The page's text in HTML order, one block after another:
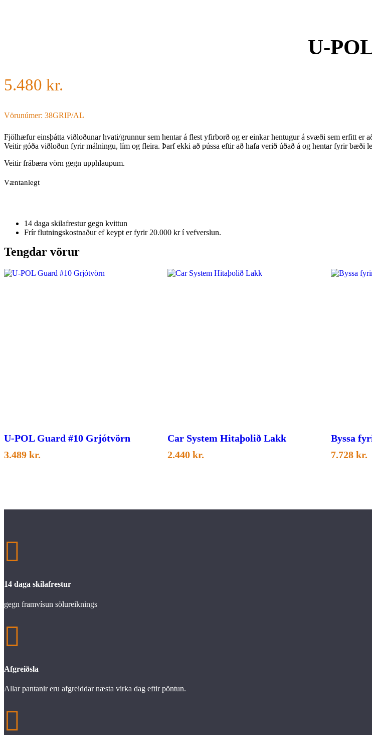
U-
5.480 kr.
Vörunúmer: 38GRIP/AL
Fjölhæfur einsþátta viðloðunar hvati/grunnur sem hentar á flest yfirborð og er einkar hentugur á svæði sem erfitt er
Veitir góða viðloðun fyrir málningu, lím og fleira. Þarf ekki að pússa eftir að hafa verið úðað á og hentar fyrir bæði
Veitir frábæra vörn gegn upphlaupum.
Væntanlegt
14 daga skilafrestur gegn kvittun
Frír flutningskostnaður ef keypt er fyrir 20.000 kr í vefverslun.
Tengdar vörur
U-POL Guard #10 Grjótvörn
3.489 kr.
Car System Hitaþolið Lakk
2.440kr.
Byssa
7.728kr.

14 daga skilafrestur
gegn framvísun sölureiknings

Afgreiðsla
Allar pantanir eru afgreiddar næsta virka dag eftir pöntun.
